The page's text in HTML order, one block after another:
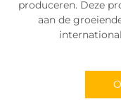
produceren. Deze
aan de